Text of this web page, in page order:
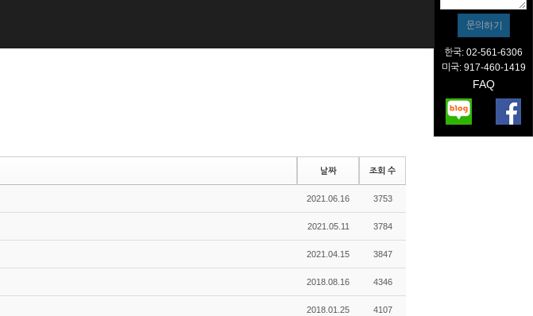
날짜 조회 수
2021.06.16 3753
2021.05.11 3784
2021.04.15 3847
2018.08.16 4346
2018.01.25 4107
한국: 02-561-6306
미국: 917-460-1419
FAQ